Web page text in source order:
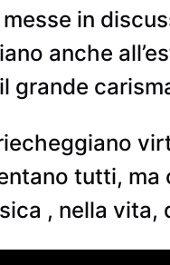
in
anche
grande
tutti,
, nella